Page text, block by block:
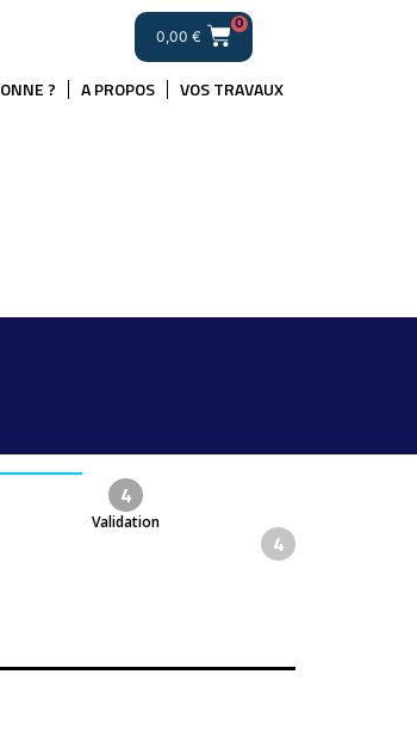
0,00 €
0
? A PROPOS VOS TRAVAUX
4
Validation
4